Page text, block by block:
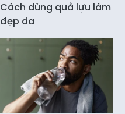
Cách dùng quả lựu làm
đẹp da